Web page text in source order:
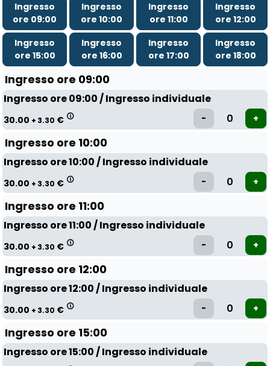
Ingresso
ore 09:00
Ingresso
ore 10:00
Ingresso
ore 11:00
Ingresso
ore 12:00
Ingresso
ore 15:00
Ingresso
ore 16:00
Ingresso
ore 17:00
Ingresso
ore 18:00
Ingresso ore 09:00
Ingresso ore 09:00 / Ingresso individuale
30.00 + 3.30 €
Ingresso ore 10:00
Ingresso ore 10:00 / Ingresso individuale
30.00 + 3.30 €
Ingresso ore 11:00
Ingresso ore 11:00 / Ingresso individuale
30.00 + 3.30 €
Ingresso ore 12:00
Ingresso ore 12:00 / Ingresso individuale
30.00 + 3.30 €
Ingresso ore 15:00
Ingresso ore 15:00 / Ingresso individuale